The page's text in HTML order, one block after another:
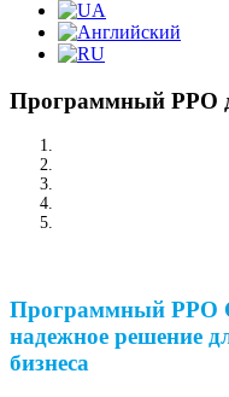
Программный РРО
Программный РРО
надежное решение
бизнеса